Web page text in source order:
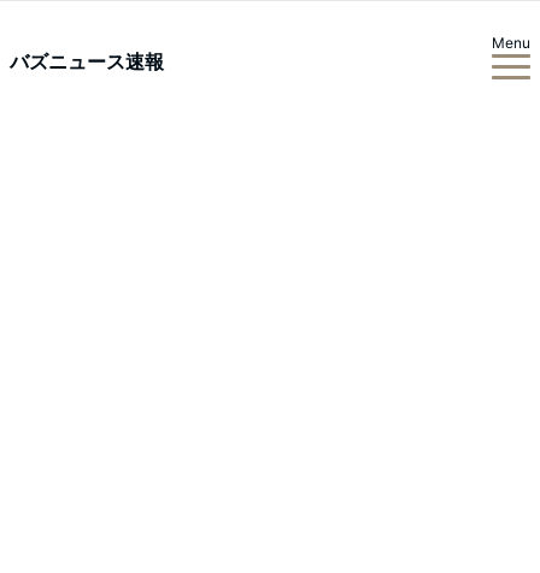
バズニュース速報
Menu